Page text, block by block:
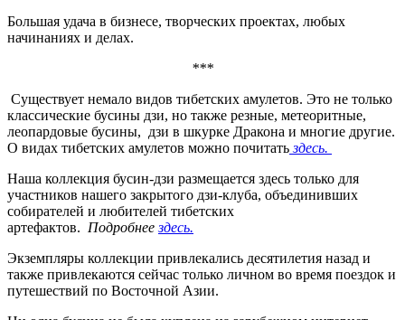
Большая удача в бизнесе, творческих проектах, любых
начинаниях и делах.
***
Существует немало видов тибетских амулетов. Это не только
классические бусины дзи, но также резные, метеоритные,
леопардовые бусины, дзи в шкурке Дракона и многие другие.
О видах тибетских амулетов можно почитатьздесь.
Наша коллекция бусин-дзи размещается здесь только для
участников нашего закрытого дзи-клуба, объединивших
собирателей и любителей тибетских
артефактов. Подробнеездесь.
Экземпляры коллекции привлекались десятилетия назад и
также привлекаются сейчас только личном во время поездок и
путешествий по Восточной Азии.